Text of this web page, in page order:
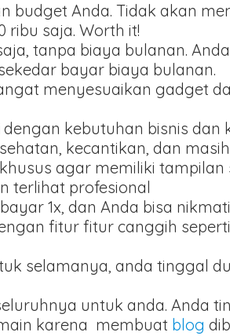
budget Anda. Tidak akan
ribu saja. Worth it!
tanpa biaya bulanan.
bayar biaya bulanan.
menyesuaikan gadget
kebutuhan bisnis
kecantikan, dan
agar memiliki
terlihat profesional
1x, dan Anda bisa
fitur fitur canggih
selamanya, anda tinggal
untuk anda. Anda
karena membuat blog